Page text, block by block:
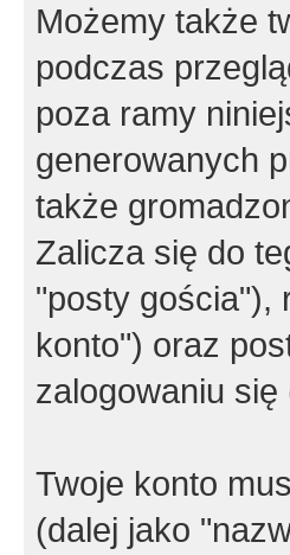
Możemy także
podczas
poza ramy
generowanych
także
Zalicza się do
"posty gościa"),
konto") oraz
zalogowaniu
Twoje konto
(dalej jako